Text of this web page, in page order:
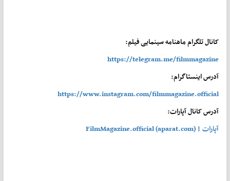
کانال تلگرام ماهنامه سینمایی فیلم:
https://telegram.me/filmmagazine
آدرس اینستاگرام:
https://www.instagram.com/filmmagazine.official
آدرس کانال آپارات:
آپارات | FilmMagazine.official (aparat.com)